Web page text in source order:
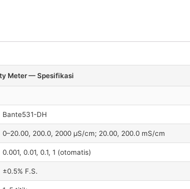
Meter — Spesifikasi
Bante531-DH
0–20.00, 200.0, 2000 μS/cm; 20.00, 200.0 mS/cm
0.001, 0.01, 0.1, 1 (otomatis)
±0.5% F.S.